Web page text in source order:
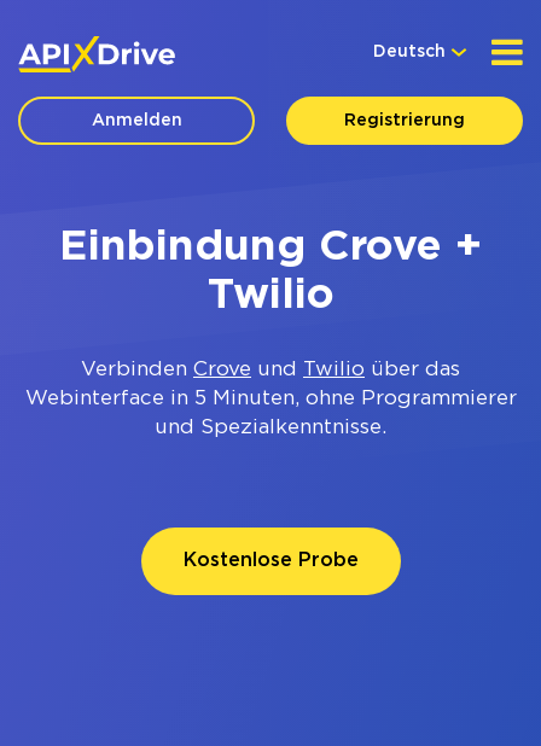
Deutsch
Anmelden Registrierung
Einbindung Crove +
Twilio
Verbinden Crove und Twilio über das
Webinterface in 5 Minuten, ohne Programmierer
und Spezialkenntnisse.
Kostenlose Probe